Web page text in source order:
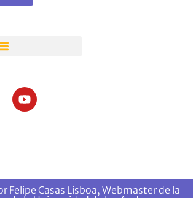
Felipe Casas Lisboa, Webmaster de la